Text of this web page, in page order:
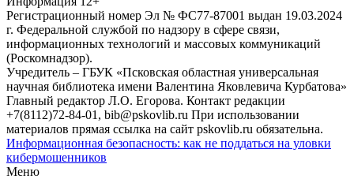
Регистрационный номер Эл № ФС77-87001 выдан 19.03.2024
г. Федеральной службой по надзору в сфере связи,
информационных технологий и массовых коммуникаций
(Роскомнадзор).
Учредитель – ГБУК «Псковская областная универсальная
научная библиотека имени Валентина Яковлевича Курбатова»
Главный редактор Л.О. Егорова. Контакт редакции
+7(8112)72-84-01, bib@pskovlib.ru При использовании
материалов прямая ссылка на сайт pskovlib.ru обязательна.
Информационная безопасность: как не поддаться на уловки
кибермошенников
Меню